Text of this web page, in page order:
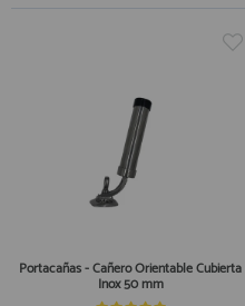
Portacañas - Cañero Orientable Cubierta
Inox 50 mm